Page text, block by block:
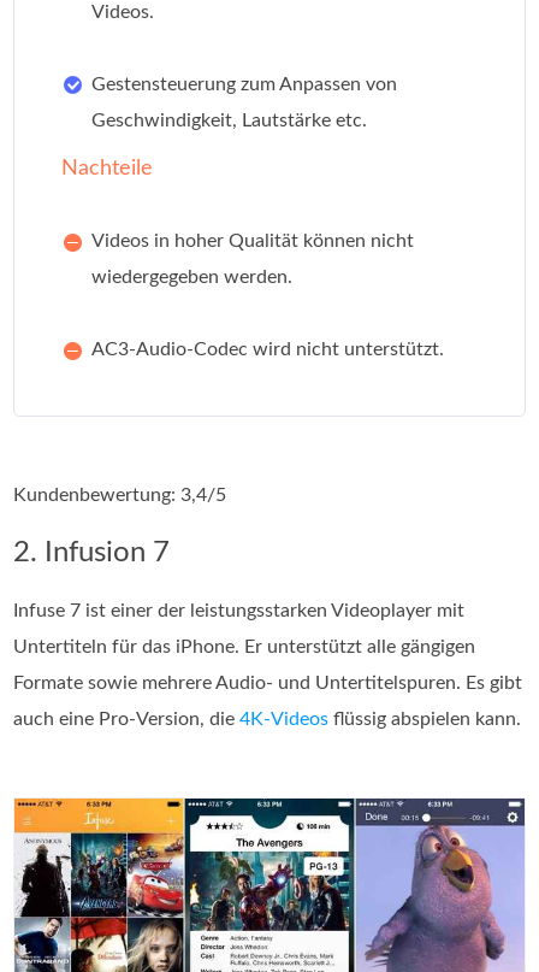
Videos.
Gestensteuerung zum Anpassen von
Geschwindigkeit, Lautstärke etc.
Nachteile
Videos in hoher Qualität können nicht
wiedergegeben werden.
AC3-Audio-Codec wird nicht unterstützt.
Kundenbewertung: 3,4/5
2. Infusion 7
Infuse 7 ist einer der leistungsstarken Videoplayer mit
Untertiteln für das iPhone. Er unterstützt alle gängigen
Formate sowie mehrere Audio- und Untertitelspuren. Es gibt
auch eine Pro-Version, die4K-Videos flüssig abspielen kann.